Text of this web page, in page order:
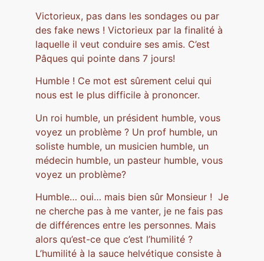
Victorieux, pas dans les sondages ou par
des fake news ! Victorieux par la finalité à
laquelle il veut conduire ses amis. C’est
Pâques qui pointe dans 7 jours!
Humble ! Ce mot est sûrement celui qui
nous est le plus difficile à prononcer.
Un roi humble, un président humble, vous
voyez un problème ? Un prof humble, un
soliste humble, un musicien humble, un
médecin humble, un pasteur humble, vous
voyez un problème?
Humble… oui… mais bien sûr Monsieur ! Je
ne cherche pas à me vanter, je ne fais pas
de différences entre les personnes. Mais
alors qu’est-ce que c’est l’humilité ?
L’humilité à la sauce helvétique consiste à